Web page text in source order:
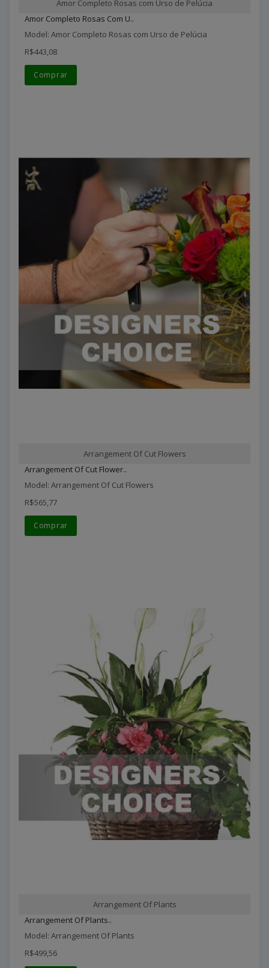
Amor Completo Rosas com Urso de Pelúcia
Amor Completo Rosas Com U..
Model: Amor Completo Rosas com Urso de Pelúcia
R$443,08
Comprar
Arrangement Of Cut Flowers
Arrangement Of Cut Flower..
Model: Arrangement Of Cut Flowers
R$565,77
Comprar
Arrangement Of Plants
Arrangement Of Plants..
Model: Arrangement Of Plants
R$499,56